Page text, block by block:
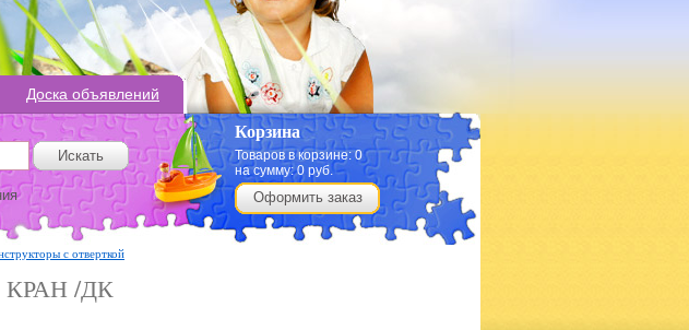
Доска объявлений
Корзина
Товаров в корзине:0
на сумму:0 руб.
Оформить заказ
с отверткой
КРАН /ДК